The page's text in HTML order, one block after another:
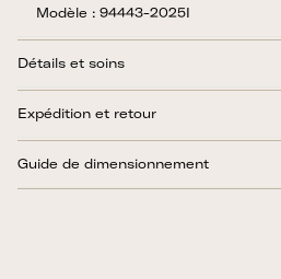
Modèle : 94443-2025I
Détails et soins
Expédition et retour
Guide de dimensionnement